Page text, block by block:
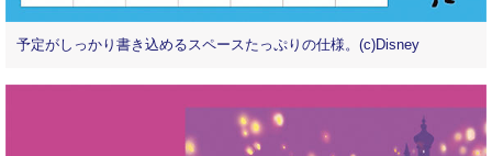
予定がしっかり書き込めるスペースたっぷりの仕様。(c)Disney